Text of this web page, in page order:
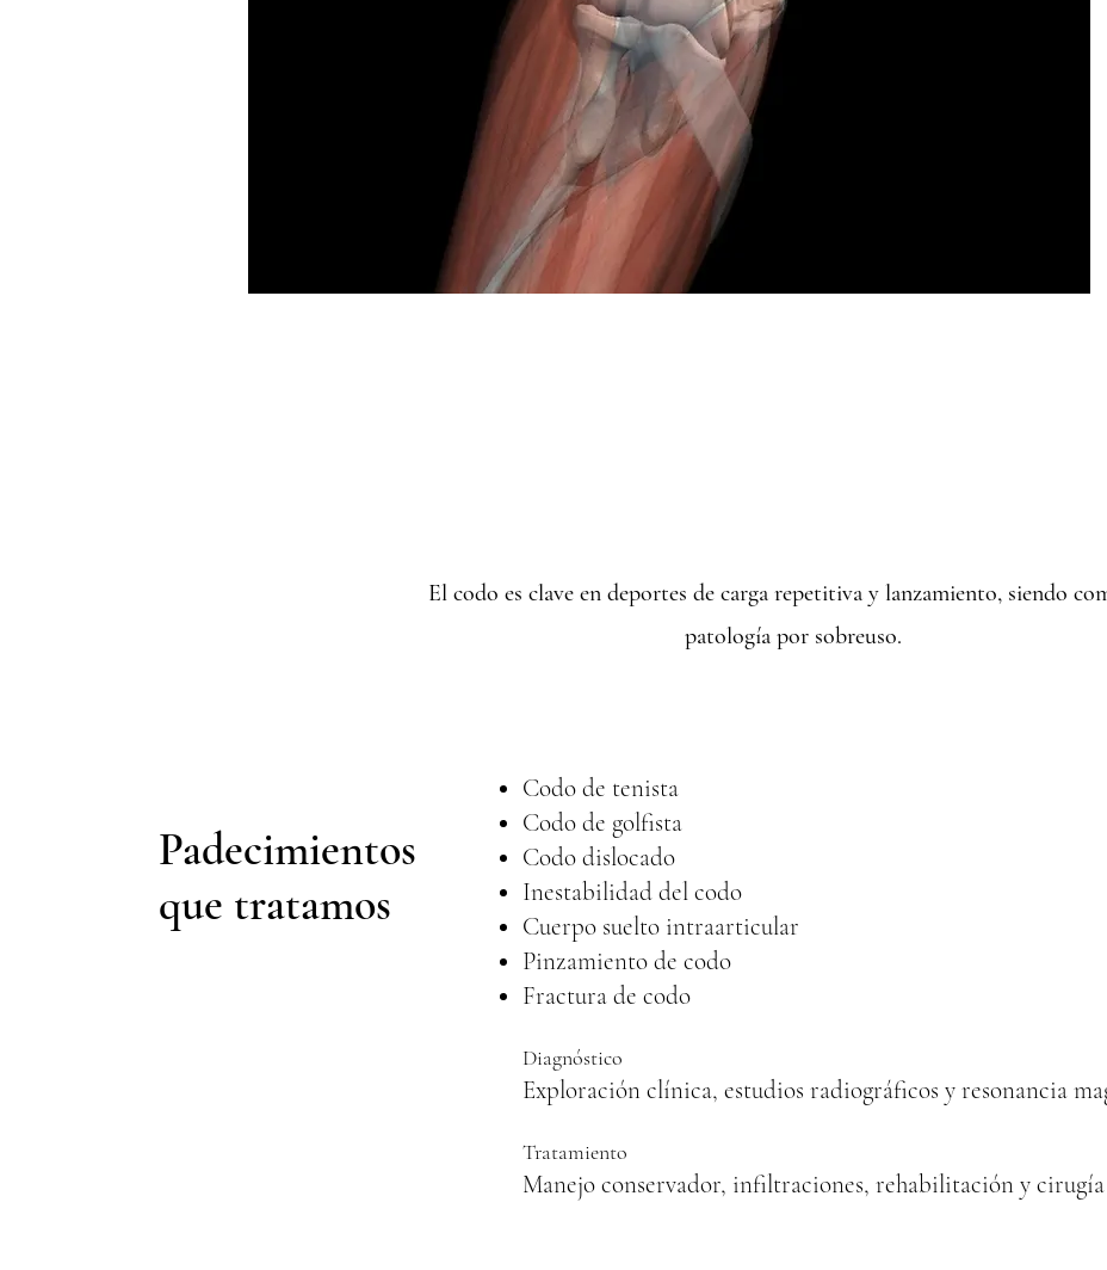
El codo es clave en deportes de carga repetitiva y lanzamiento, siendo
patología por sobreuso.
Padecimientos
que tratamos
Codo de tenista
Codo de golfista
Codo dislocado
Inestabilidad del codo
Cuerpo suelto intraarticular
Pinzamiento de codo
Fractura de codo
Diagnóstico
Exploración clínica, estudios radiográficos y resonancia
Tratamiento
Manejo conservador, infiltraciones, rehabilitación y